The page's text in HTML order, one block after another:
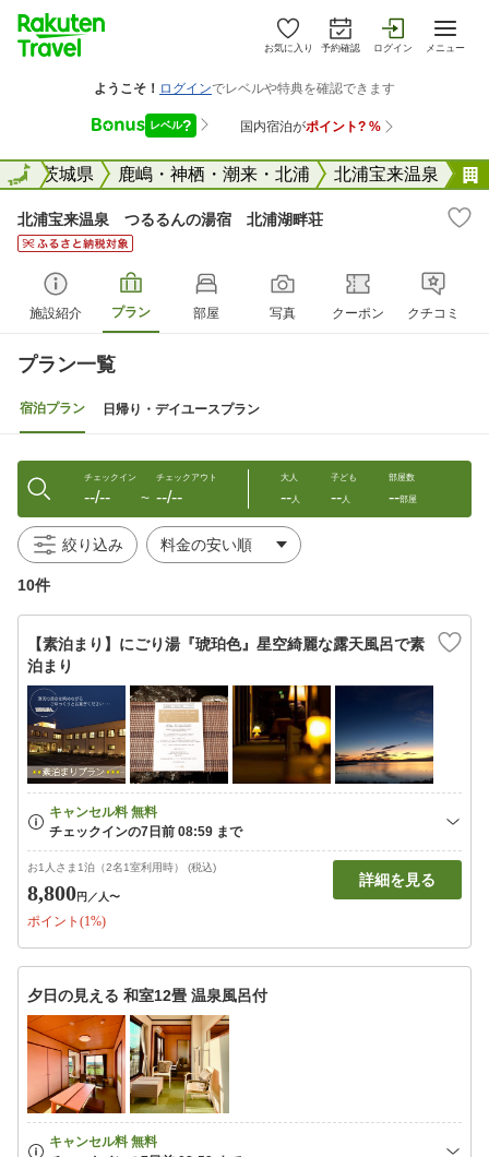
お気に入り 予約確認 ログイン メニュー
全国茨城県 鹿嶋・神栖・潮来・北浦 北浦宝来温泉
全国
北浦宝来温泉 つるるんの湯宿 北浦湖畔荘
施設紹介 プラン 部屋 写真 クーポン クチコミ
プラン一覧
宿泊プラン 日帰り・デイユースプラン
チェックイン
--/-- 〜
チェックアウト
--/--
大人
--人
子ども
--人
部屋数
--部屋
絞り込み
10件
【素泊まり】にごり湯『琥珀色』星空綺麗な露天風呂で素
泊まり
お1人さま1泊（2名1室利用時） (税込)
8,800円 ／人〜
ポイント(1%)
詳細を見る
夕日の見える 和室12畳 温泉風呂付